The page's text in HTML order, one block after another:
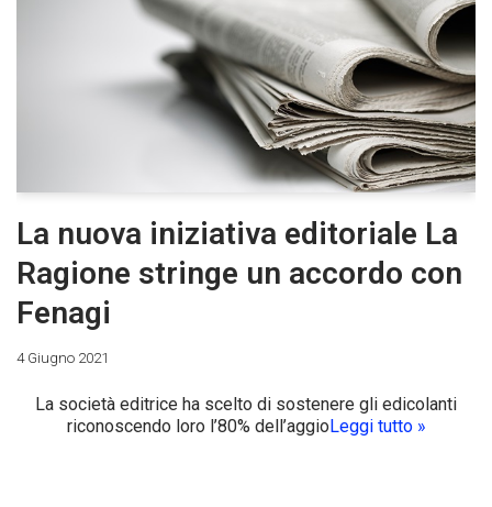
La nuova iniziativa editoriale La
Ragione stringe un accordo con
Fenagi
4 Giugno 2021
La società editrice ha scelto di sostenere gli edicolanti
riconoscendo loro l’80% dell’aggioLeggi tutto »